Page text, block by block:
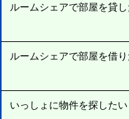
ルームシェアで部屋を貸
ルームシェアで部屋を借
いっしょに物件を探したい